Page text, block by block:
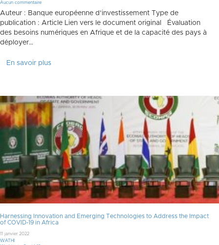
Aucun commentaire
Auteur : Banque européenne d’investissement Type de
publication : Article Lien vers le document original Évaluation
des besoins numériques en Afrique et de la capacité des pays à
déployer…
En savoir plus
Harnessing Innovation and Emerging Technologies to Address the Impact
of COVID-19 in Africa
11 janvier 2022
WATHI